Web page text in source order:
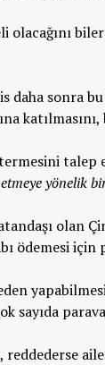
olacağını
daha sonra
talep
yönelik
olan
ödemesi
sayıda